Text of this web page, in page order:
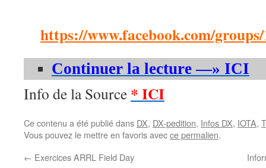
https://www.facebook.com/
Continuer la lecture —» ICI
Info de la Source * ICI
Ce contenu a été publié dans DX, DX-pedition, Infos DX, IOTA,
Vous pouvez le mettre en favoris avecce permalien.
← Exercices ARRL Field Day